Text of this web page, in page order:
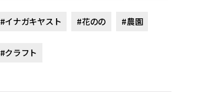
#イナガキヤスト #花のの #農園
#クラフト